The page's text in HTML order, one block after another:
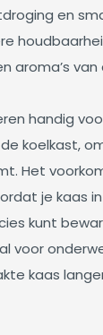
en
aroma’s van
handig
koelkast,
Het
je kaas
kunt
voor
kaas